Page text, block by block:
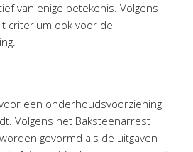
van enige betekenis. Volgens
criterium ook voor de
een onderhoudsvoorziening
Volgens het Baksteenarrest
gevormd als de uitgaven